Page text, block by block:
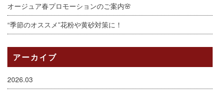
オージュア春プロモーションのご案内🌸
“季節のオススメ”花粉や黄砂対策に！
アーカイブ
2026.03